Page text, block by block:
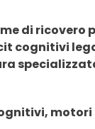
di ricovero
cognitivi
motori